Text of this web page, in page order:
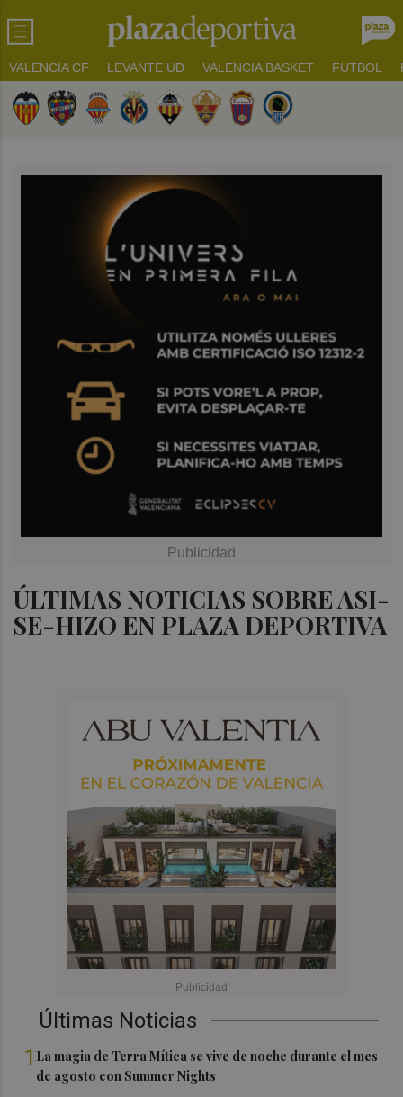
VALENCIA CF LEVANTE UD VALENCIA BASKET FUTBOL
ÚLTIMAS NOTICIAS SOBRE ASI-
SE-HIZO EN PLAZA DEPORTIVA
Últimas Noticias
1 La magia de Terra Mítica se vive de noche durante el mes
de agosto con Summer Nights